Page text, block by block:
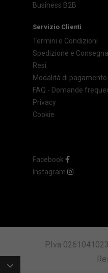
Business B2B
Servizio Clienti
Termini e Condizioni
Spedizione e Consegna
Resi
Modalità di pagamento
FAQ - Domande
Privacy
Cookie
Facebook
Instagram
P.Iva